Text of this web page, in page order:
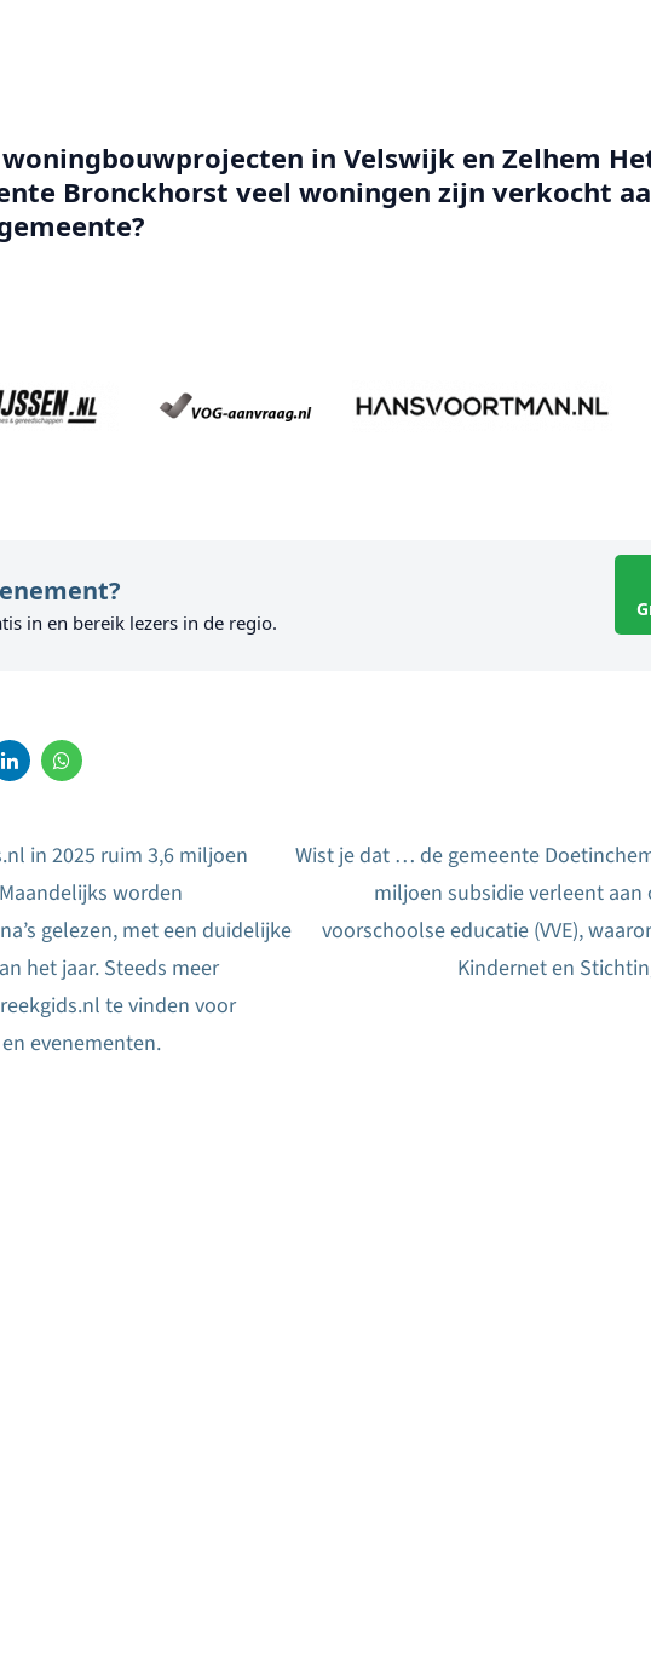
in Velswijk en Zelhem
Bronckhorst veel woningen zijn verkocht
in en bereik lezers in de regio.
in 2025 ruim 3,6 miljoen
worden
gelezen, met een duidelijke
het jaar. Steeds meer
te vinden voor
evenementen.
Wist je dat … de gemeente
miljoen subsidie verleent aan
voorschoolse educatie (VVE),
Kindernet en